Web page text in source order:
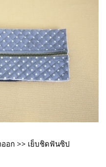
อก >> เย็บชิดฟันซิป